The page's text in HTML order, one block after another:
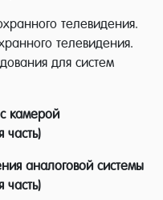
с
тонкости
достигаются уже
Кроме этого,
очень
и содержанию,
телевидения.
телевидения.
для систем
камерой
аналоговой системы